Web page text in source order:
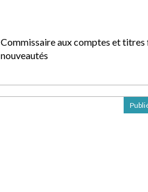
Commissaire aux comptes et titres
nouveautés